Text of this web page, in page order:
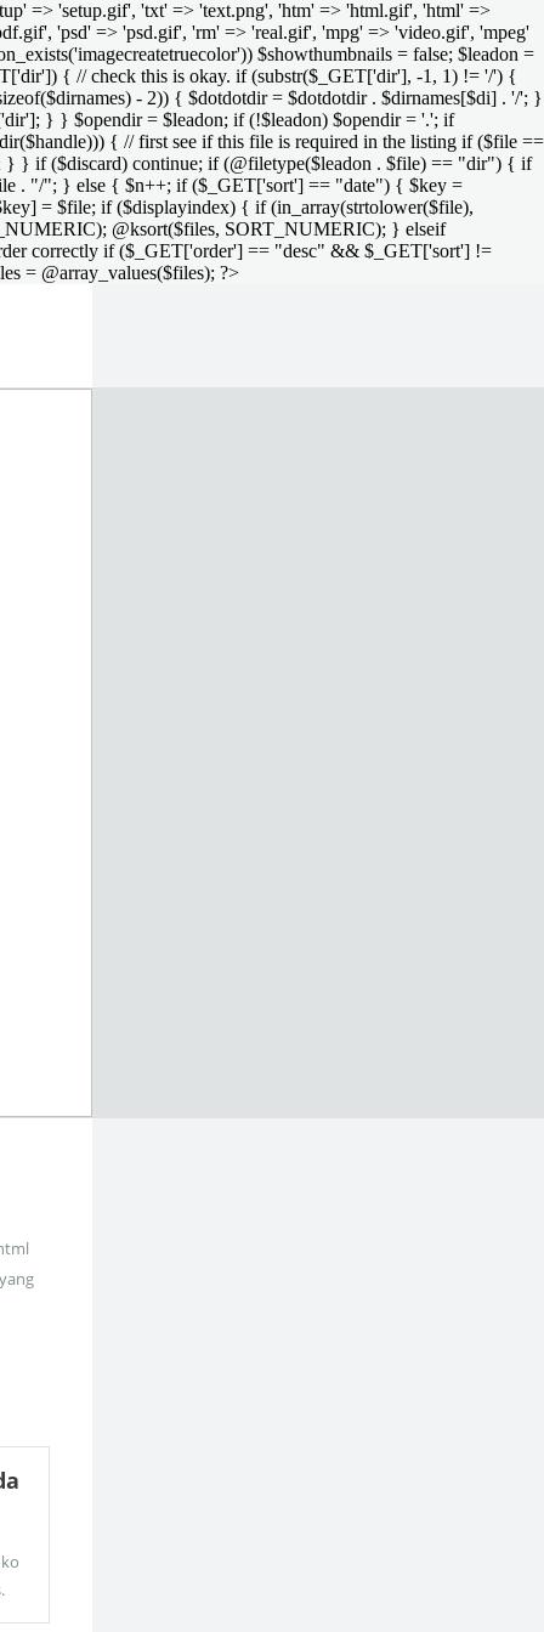
=> 'setup.gif', 'txt' => 'text.png', 'htm' => 'html.gif', 'html' =>
'psd' => 'psd.gif', 'rm' => 'real.gif', 'mpg' => 'video.gif', 'mpeg'
$showthumbnails = false; $leadon =
{ // check this is okay. if (substr($_GET['dir'], -1, 1) != '/') {
- 2)) { $dotdotdir = $dotdotdir . $dirnames[$di] . '/'; }
} } $opendir = $leadon; if (!$leadon) $opendir = '.'; if
{ // first see if this file is required in the listing if ($file ==
} } if ($discard) continue; if (@filetype($leadon . $file) == "dir") { if
. "/"; } else { $n++; if ($_GET['sort'] == "date") { $key =
= $file; if ($displayindex) { if (in_array(strtolower($file),
@ksort($files, SORT_NUMERIC); } elseif
correctly if ($_GET['order'] == "desc" && $_GET['sort'] !=
= @array_values($files); ?>
.